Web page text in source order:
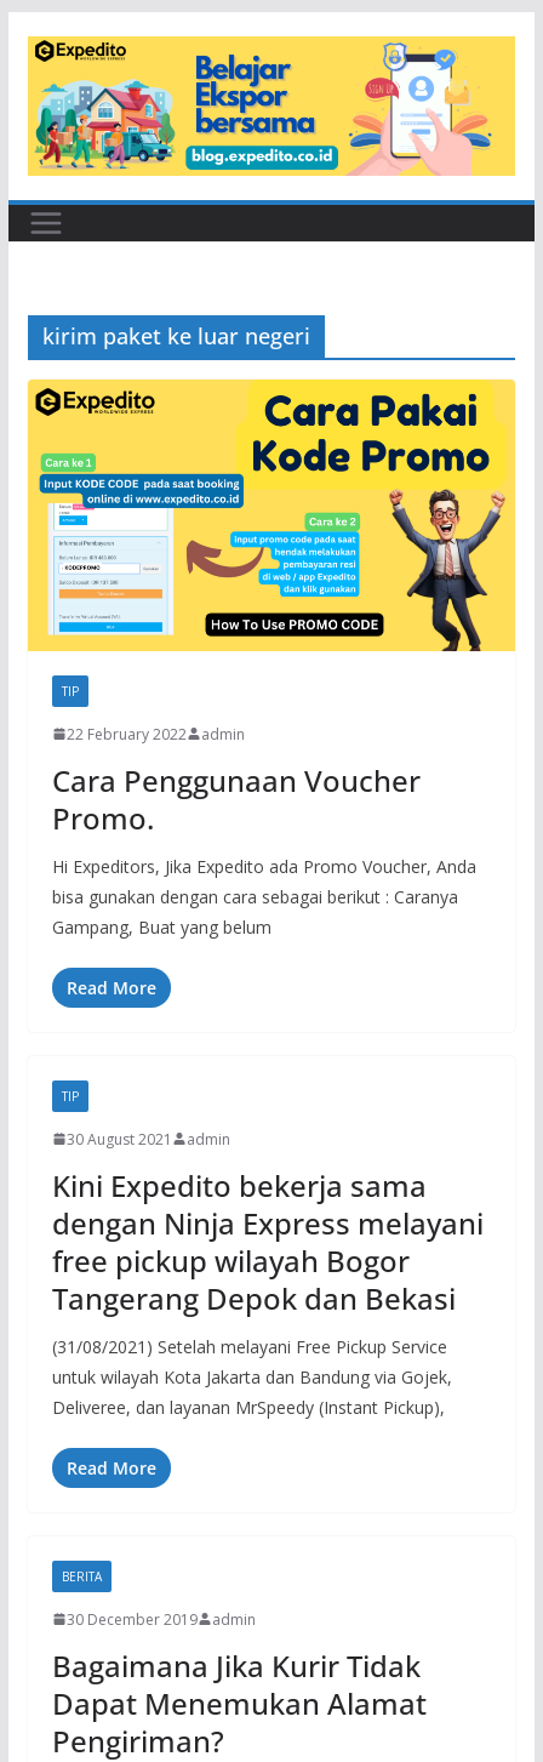
content
kirim paket ke luar negeri
TIP
22 February 2022 admin
Cara Penggunaan Voucher
Promo.
Hi Expeditors, Jika Expedito ada Promo Voucher, Anda
bisa gunakan dengan cara sebagai berikut : Caranya
Gampang, Buat yang belum
Read More
TIP
30 August 2021 admin
Kini Expedito bekerja sama
dengan Ninja Express melayani
free pickup wilayah Bogor
Tangerang Depok dan Bekasi
(31/08/2021) Setelah melayani Free Pickup Service
untuk wilayah Kota Jakarta dan Bandung via Gojek,
Deliveree, dan layanan MrSpeedy (Instant Pickup),
Read More
BERITA
30 December 2019 admin
Bagaimana Jika Kurir Tidak
Dapat Menemukan Alamat
Pengiriman?